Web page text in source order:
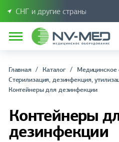
СНГ и другие страны
Главная Каталог
Медицинское
Стерилизация, дезинфекция,
Контейнеры для дезинфекции
Контейнеры
дезинфекции